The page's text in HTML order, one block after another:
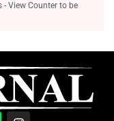
- View Counter to be